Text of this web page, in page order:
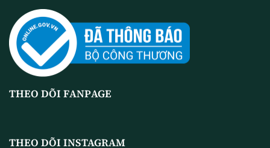
THEO DÕI FANPAGE
THEO DÕI INSTAGRAM